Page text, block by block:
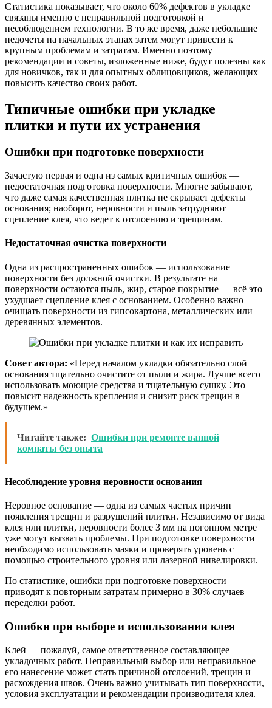
Статистика показывает, что около 60% дефектов в укладке
связаны именно с неправильной подготовкой и
несоблюдением технологии. В то же время, даже небольшие
недочеты на начальных этапах затем могут привести к
крупным проблемам и затратам. Именно поэтому
рекомендации и советы, изложенные ниже, будут полезны как
для новичков, так и для опытных облицовщиков, желающих
повысить качество своих работ.
Типичные ошибки при укладке
плитки и пути их устранения
Ошибки при подготовке поверхности
Зачастую первая и одна из самых критичных ошибок —
недостаточная подготовка поверхности. Многие забывают,
что даже самая качественная плитка не скрывает дефекты
основания; наоборот, неровности и пыль затрудняют
сцепление клея, что ведет к отслоению и трещинам.
Недостаточная очистка поверхности
Одна из распространенных ошибок — использование
поверхности без должной очистки. В результате на
поверхности остаются пыль, жир, старое покрытие — всё это
ухудшает сцепление клея с основанием. Особенно важно
очищать поверхности из гипсокартона, металлических или
деревянных элементов.
Совет автора: «Перед началом укладки обязательно слой
основания тщательно очистите от пыли и жира. Лучше всего
использовать моющие средства и тщательную сушку. Это
повысит надежность крепления и снизит риск трещин в
будущем.»
Читайте также: Ошибки при ремонте ванной
комнаты без опыта
Несоблюдение уровня неровности основания
Неровное основание — одна из самых частых причин
появления трещин и разрушений плитки. Независимо от вида
клея или плитки, неровности более 3 мм на погонном метре
уже могут вызвать проблемы. При подготовке поверхности
необходимо использовать маяки и проверять уровень с
помощью строительного уровня или лазерной нивелировки.
По статистике, ошибки при подготовке поверхности
приводят к повторным затратам примерно в 30% случаев
переделки работ.
Ошибки при выборе и использовании клея
Клей — пожалуй, самое ответственное составляющее
укладочных работ. Неправильный выбор или неправильное
его нанесение может стать причиной отслоений, трещин и
расхождения швов. Очень важно учитывать тип поверхности,
условия эксплуатации и рекомендации производителя клея.